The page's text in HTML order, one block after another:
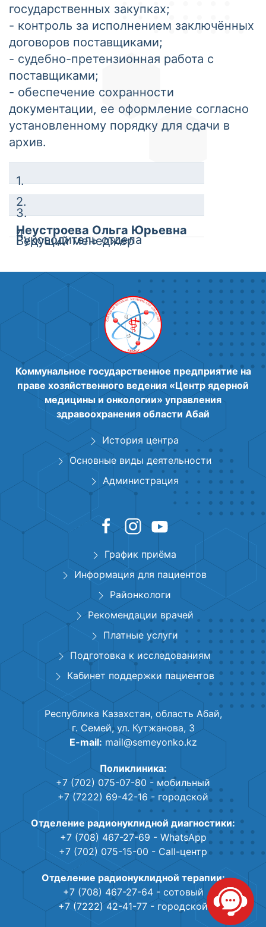
государственных закупках;
- контроль за исполнением заключённых
договоров поставщиками;
- судебно-претензионная работа с
поставщиками;
- обеспечение сохранности
документации, ее оформление согласно
установленному порядку для сдачи в
архив.
1.
Руководитель отдела
2.
Неустроева Ольга Юрьевна
Ведущий менеджер
3.
Менеджер
4.
Кошпесова Камилла
Болатовна
Коммунальное государственное предприятие на
праве хозяйственного ведения «Центр ядерной
медицины и онкологии» управления
здравоохранения области Абай
История центра
Основные виды деятельности
Администрация
График приёма
Информация для пациентов
Районкологи
Рекомендации врачей
Платные услуги
Подготовка к исследованиям
Кабинет поддержки пациентов
Республика Казахстан, область Абай,
г. Семей, ул. Кутжанова, 3
E-mail: mail@semeyonko.kz
Поликлиника:
+7 (702) 075-07-80 - мобильный
+7 (7222) 69-42-16 - городской
Отделение радионуклидной диагностики:
+7 (708) 467-27-69 - WhatsApp
+7 (702) 075-15-00 - Call-центр
Отделение радионуклидной терапии:
+7 (708) 467-27-64- сотовый
+7 (7222) 42-41-77- городской